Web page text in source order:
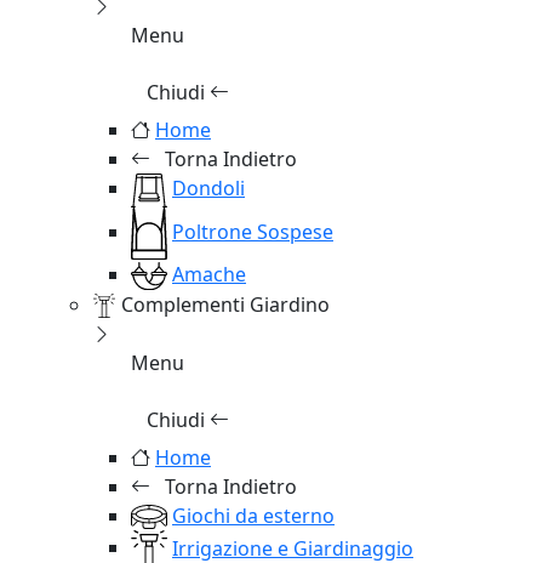
Menu
Chiudi
Home
Torna Indietro
Dondoli
Poltrone Sospese
Amache
Complementi Giardino
Menu
Chiudi
Home
Torna Indietro
Giochi da esterno
Irrigazione e Giardinaggio